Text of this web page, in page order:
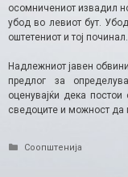
осомничениот извадил
убод во левиот бут.
оштетениот и тој починал.
Надлежниот јавен
предлог за
оценувајќи дека
сведоците и можност да
Categories
Соопштенија